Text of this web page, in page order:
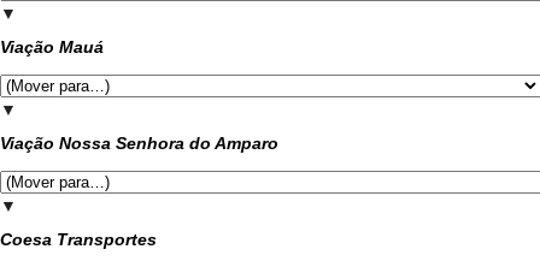
▼
Viação Mauá
▼
Viação Nossa Senhora do Amparo
▼
Coesa Transportes